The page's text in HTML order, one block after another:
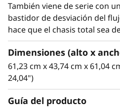
También viene de serie con
bastidor de desviación del
hace que el chasis total sea
Dimensiones (alto x
61,23 cm x 43,74 cm x 61,04
24,04")
Guía del producto